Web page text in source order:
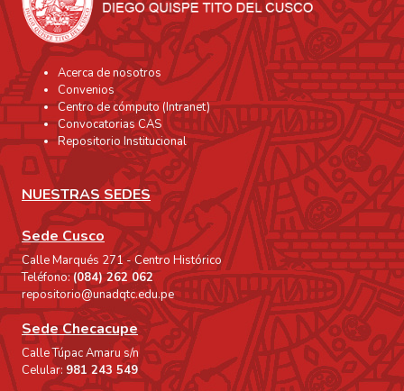
Acerca de nosotros
Convenios
Centro de cómputo (Intranet)
Convocatorias CAS
Repositorio Institucional
NUESTRAS SEDES
Sede Cusco
Calle Marqués 271 - Centro Histórico
Teléfono:(084) 262 062
repositorio@unadqtc.edu.pe
Sede Checacupe
Calle Túpac Amaru s/n
Celular: 981 243 549